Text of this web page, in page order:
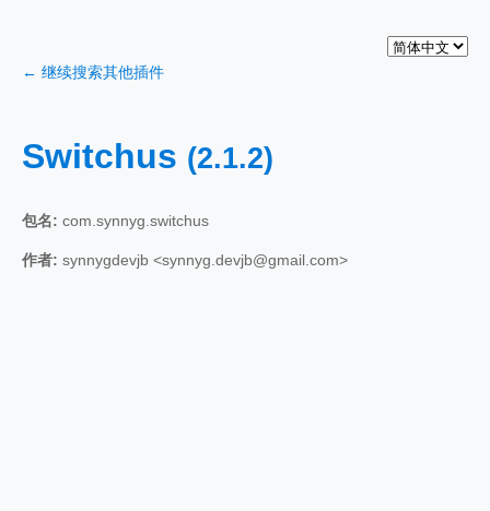
← 继续搜索其他插件
Switchus (2.1.2)
包名: com.synnyg.switchus
作者: synnygdevjb <synnyg.devjb@gmail.com>